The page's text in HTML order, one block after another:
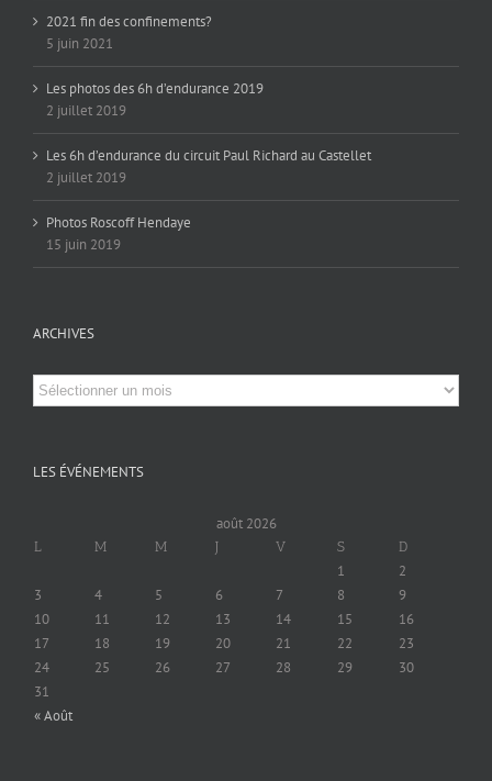
2021 fin des confinements?
5 juin 2021
Les photos des 6h d’endurance 2019
2 juillet 2019
Les 6h d’endurance du circuit Paul Richard au Castellet
2 juillet 2019
Photos Roscoff Hendaye
15 juin 2019
ARCHIVES
Archives
LES ÉVÉNEMENTS
août 2026
L M M J V S D
« Août
1
2
3
4 5 6 7 8
9
10
11 12 13 14 15
16
17
18 19 20 21 22
23
24
25 26 27 28 29
30
31